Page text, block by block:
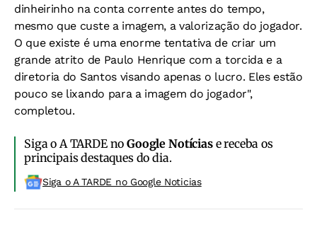
dinheirinho na conta corrente antes do tempo,
mesmo que custe a imagem, a valorização do jogador.
O que existe é uma enorme tentativa de criar um
grande atrito de Paulo Henrique com a torcida e a
diretoria do Santos visando apenas o lucro. Eles estão
pouco se lixando para a imagem do jogador",
completou.
Siga o A TARDE noGoogle Notíciase receba os
principais destaques do dia.
Siga o A TARDE no Google Noticias